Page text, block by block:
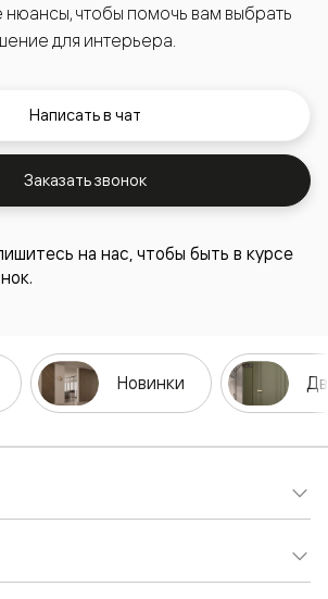
чтобы помочь вам выбрать
для интерьера.
Написать в чат
Заказать звонок
на нас, чтобы быть в курсе
Новинки